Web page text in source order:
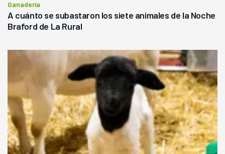
Ganadería
A cuánto se subastaron los siete animales de la Noche
Braford de La Rural